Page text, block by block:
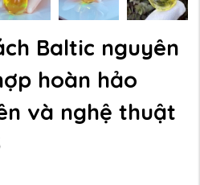
Baltic nguyên
hoàn hảo
và nghệ thuật